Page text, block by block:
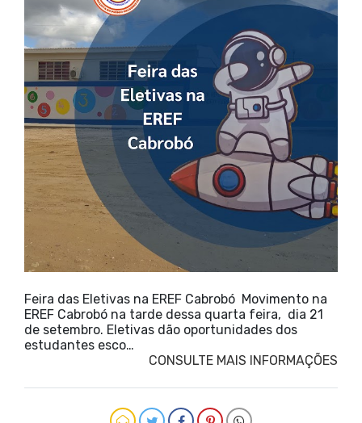
Feira das Eletivas na EREF Cabrobó Movimento na
EREF Cabrobó na tarde dessa quarta feira, dia 21
de setembro. Eletivas dão oportunidades dos
estudantes esco…
CONSULTE MAIS INFORMAÇÕES